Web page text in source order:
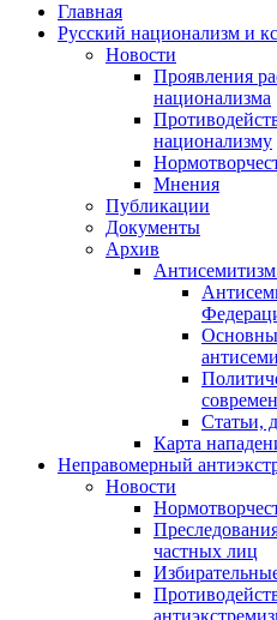
Главная
Русский национализм и
Новости
Проявления
национализма
национализму
Мнения
Публикации
Документы
Архив
Статьи,
Карта
Неправомерный
Новости
частных лиц